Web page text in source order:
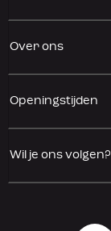
Over ons
Openingstijden
Wil je ons volgen?